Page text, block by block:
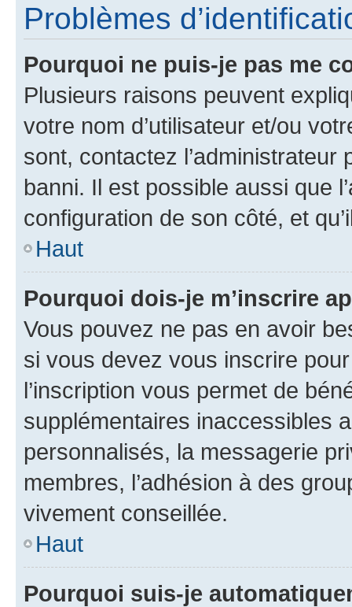
Problèmes
Pourquoi ne puis-je pas me
Plusieurs raisons peuvent
votre nom d’utilisateur et/ou
sont, contactez l’administrateur
banni. Il est possible aussi que
configuration de son côté, et
Haut
Pourquoi dois-je m’inscrire
Vous pouvez ne pas en avoir
si vous devez vous inscrire
l’inscription vous permet de
supplémentaires inaccessibles
personnalisés, la messagerie
membres, l’adhésion à des
vivement conseillée.
Haut
Pourquoi suis-je